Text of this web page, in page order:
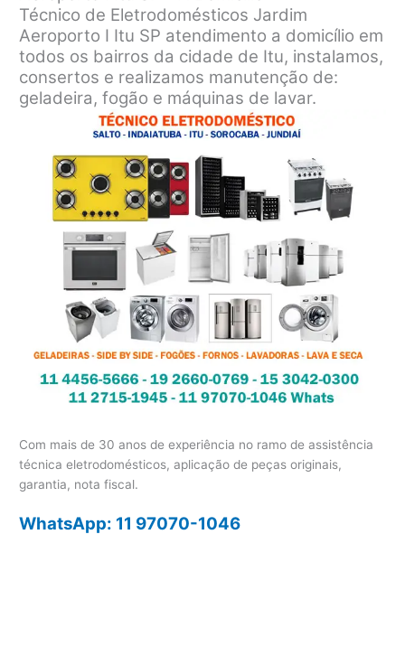
Técnico de Eletrodomésticos Jardim
Aeroporto I Itu SP atendimento a domicílio em
todos os bairros da cidade de Itu, instalamos,
consertos e realizamos manutenção de:
geladeira, fogão e máquinas de lavar.
Com mais de 30 anos de experiência no ramo de assistência
técnica eletrodomésticos, aplicação de peças originais,
garantia, nota fiscal.
WhatsApp: 11 97070-1046